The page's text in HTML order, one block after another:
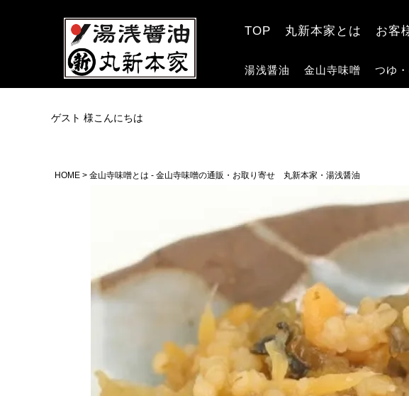
TOP 丸新本家とは お客
湯浅醤油 金山寺味噌 つゆ
ゲスト 様こんにちは
HOME 金山寺味噌とは - 金山寺味噌の通販・お取り寄せ 丸新本家・湯浅醤油